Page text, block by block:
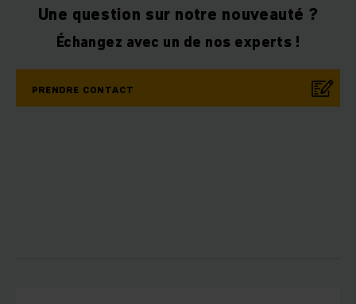
Une question sur notre nouveauté ?
Échangez avec un de nos experts !
PRENDRE CONTACT